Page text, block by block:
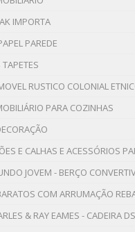
IMPORTA
PAREDE
RUSTICO COLONIAL
PARA COZINHAS
E CALHAS E ACESSÓRIOS
JOVEM - BERÇO
COM ARRUMAÇÃO
& RAY EAMES - CADEIRA